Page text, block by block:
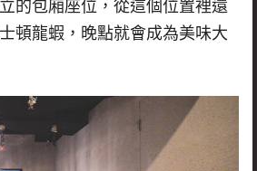
的包廂座位，從這個位置裡還
頓龍蝦，晚點就會成為美味大